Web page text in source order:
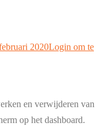
2020Login om te
en verwijderen van
op het dashboard.